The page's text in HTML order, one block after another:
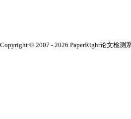
Copyright © 2007 - 2026 PaperRight论文检测